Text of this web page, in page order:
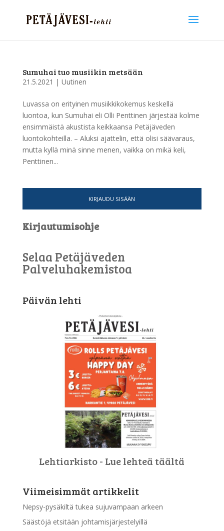
Sumuhai tuo musiikin metsään
21.5.2021 | Uutinen
Luvassa on erityinen musiikkikokemus keskellä
luontoa, kun Sumuhai eli Olli Penttinen järjestää kolme
ensimmäistä akustista keikkaansa Petäjäveden
luontokohteilla. – Aluksi ajattelin, että olisi säävaraus,
mutta kyllä minä sinne menen, vaikka on mikä keli,
Penttinen...
KIRJAUDU SISÄÄN
Kirjautumisohje
Selaa Petäjäveden
Palveluhakemistoa
Päivän lehti
Lehtiarkisto - Lue lehteä täältä
Viimeisimmät artikkelit
Nepsy-pysäkiltä tukea sujuvampaan arkeen
Säästöjä etsitään johtamisjärjestelyillä